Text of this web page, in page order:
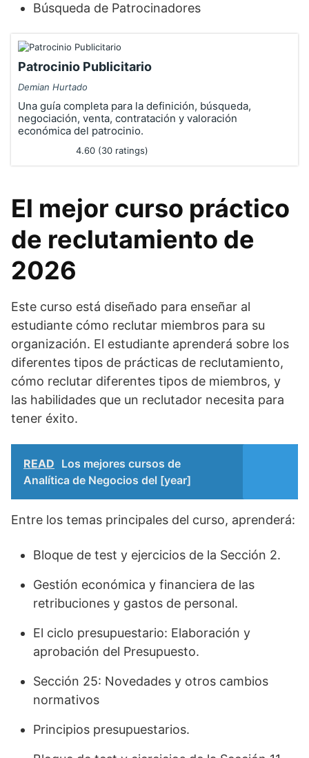
Búsqueda de Patrocinadores
Patrocinio Publicitario
Demian Hurtado
Una guía completa para la definición, búsqueda,
negociación, venta, contratación y valoración
económica del patrocinio.
4.60 (30 ratings)
El mejor curso práctico
de reclutamiento de
2026
Este curso está diseñado para enseñar al
estudiante cómo reclutar miembros para su
organización. El estudiante aprenderá sobre los
diferentes tipos de prácticas de reclutamiento,
cómo reclutar diferentes tipos de miembros, y
las habilidades que un reclutador necesita para
tener éxito.
READ Los mejores cursos de
Analítica de Negocios del [year]
Entre los temas principales del curso, aprenderá:
Bloque de test y ejercicios de la Sección 2.
Gestión económica y financiera de las
retribuciones y gastos de personal.
El ciclo presupuestario: Elaboración y
aprobación del Presupuesto.
Sección 25: Novedades y otros cambios
normativos
Principios presupuestarios.